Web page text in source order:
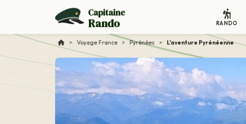
Capitaine
Rando RANDO
> Voyage France > Pyrénées > L'aventure Pyrénéenne